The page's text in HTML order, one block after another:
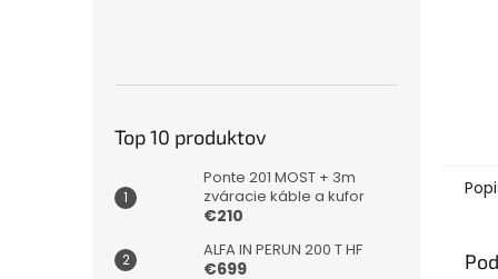
Top 10 produktov
Ponte 201 MOST + 3m
zváracie káble a kufor
€210
ALFA IN PERUN 200 T HF
€699